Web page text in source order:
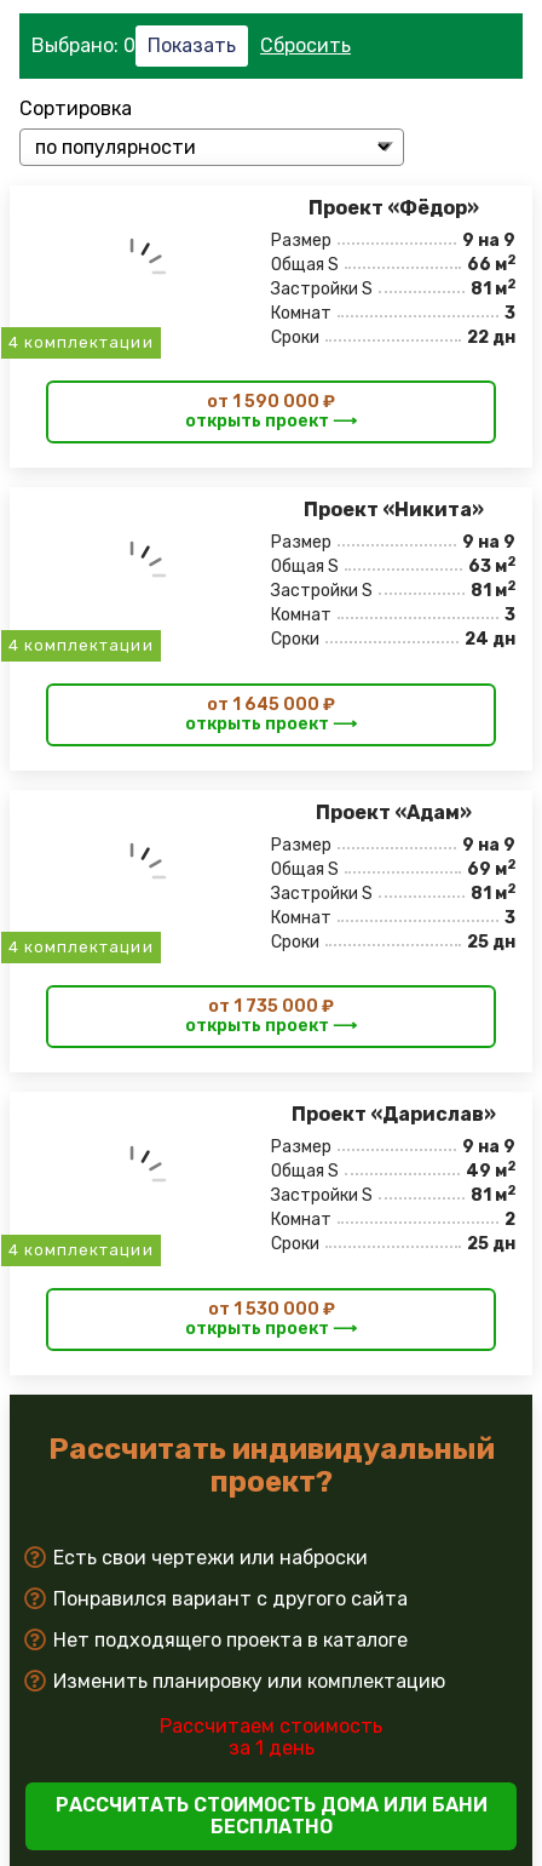
Выбрано: 0
Сортировка
4 комплектации
Проект «Фёдор»
Размер
9 на 9
Общая S
66 м2
Застройки S 81 м2
Комнат
3
Сроки
22 дн
от 1 590 000 ₽
открыть проект ⟶
4 комплектации
Проект «Никита»
Размер
9 на 9
Общая S
63 м2
Застройки S 81 м2
Комнат
3
Сроки
24 дн
от 1 645 000 ₽
открыть проект ⟶
4 комплектации
Проект «Адам»
Размер
9 на 9
Общая S
69 м2
Застройки S 81 м2
Комнат
3
Сроки
25 дн
от 1 735 000 ₽
открыть проект ⟶
4 комплектации
Проект «Дарислав»
Размер
9 на 9
Общая S
49 м2
Застройки S 81 м2
Комнат
2
Сроки
25 дн
от 1 530 000 ₽
открыть проект ⟶
Рассчитать индивидуальный
проект?
Есть свои чертежи или наброски
Понравился вариант с другого сайта
Нет подходящего проекта в каталоге
Изменить планировку или комплектацию
Рассчитаем стоимость
за 1 день
РАССЧИТАТЬ СТОИМОСТЬ ДОМА ИЛИ БАНИ
БЕСПЛАТНО